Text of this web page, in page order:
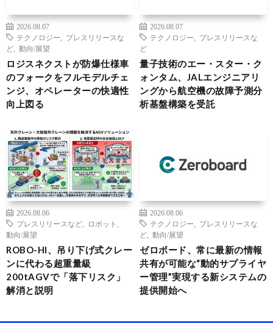
2026.08.07
テクノロジー
プレスリリースな
ど
動向/展望
ロジスネクストが防爆仕様車
のフォークをフルモデルチェ
ンジ、オペレーターの快適性
向上図る
2026.08.07
テクノロジー
プレスリリースな
ど
量子技術のエー・スター・ク
ォンタム、JALエンジニアリ
ングから航空機の故障予測分
析基盤構築を受託
2026.08.06
プレスリリースなど
ロボット
動向/展望
ROBO-HI、吊り下げ式クレー
ンに代わる超重量級
200tAGVで「落下リスク」
解消と説明
2026.08.06
テクノロジー
プレスリリースな
ど
動向/展望
ゼロボード、常に最新の情報
共有が可能な“動的サプライヤ
ー管理”実現する新システムの
提供開始へ